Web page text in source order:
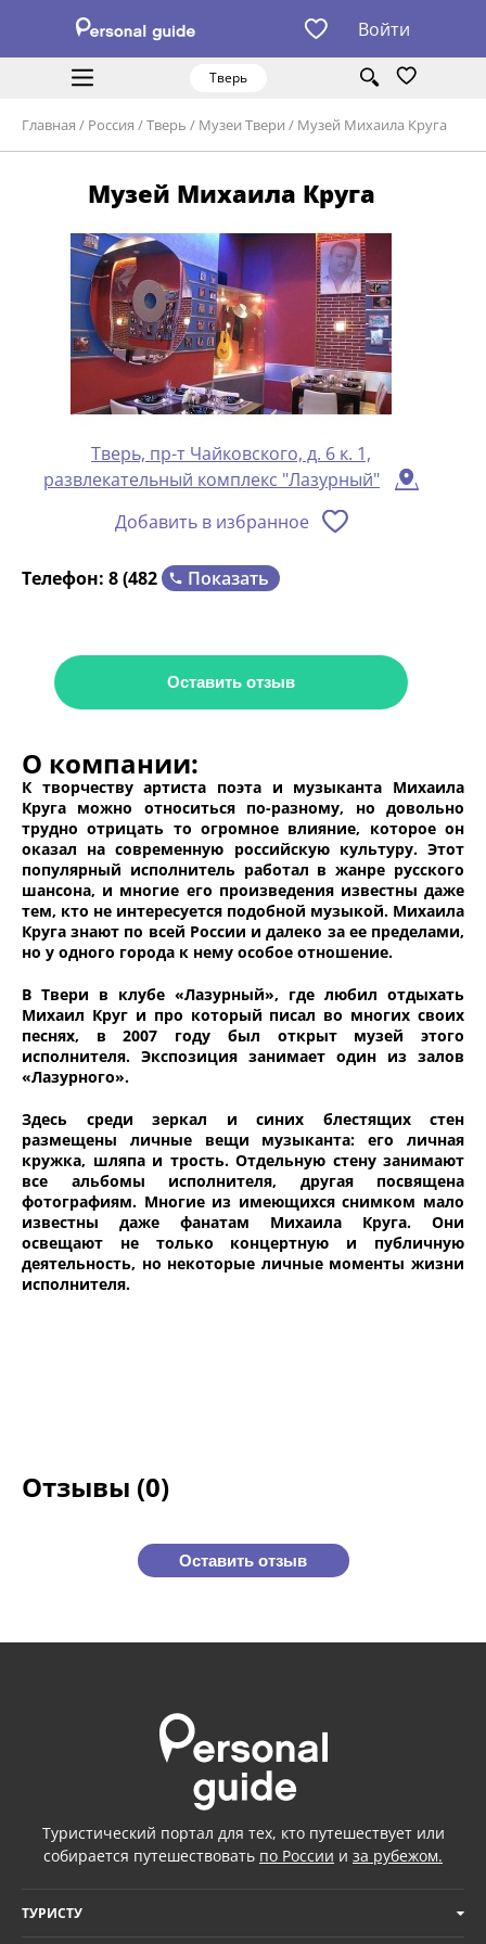
Войти
Тверь
Главная / Россия /Тверь / Музеи Твери / Музей Михаила Круга
Музей Михаила Круга
Тверь, пр-т Чайковского, д. 6 к. 1,
развлекательный комплекс "Лазурный"
Добавить в избранное
Телефон: 8 (482 Показать
Оставить отзыв
О компании:
К творчеству артиста поэта и музыканта Михаила
Круга можно относиться по-разному, но довольно
трудно отрицать то огромное влияние, которое он
оказал на современную российскую культуру. Этот
популярный исполнитель работал в жанре русского
шансона, и многие его произведения известны даже
тем, кто не интересуется подобной музыкой. Михаила
Круга знают по всей России и далеко за ее пределами,
но у одного города к нему особое отношение.
В Твери в клубе «Лазурный», где любил отдыхать
Михаил Круг и про который писал во многих своих
песнях, в 2007 году был открыт музей этого
исполнителя. Экспозиция занимает один из залов
«Лазурного».
Здесь среди зеркал и синих блестящих стен
размещены личные вещи музыканта: его личная
кружка, шляпа и трость. Отдельную стену занимают
все альбомы исполнителя, другая посвящена
фотографиям. Многие из имеющихся снимком мало
известны даже фанатам Михаила Круга. Они
освещают не только концертную и публичную
деятельность, но некоторые личные моменты жизни
исполнителя.
Отзывы (0)
Оставить отзыв
Туристический портал для тех, кто путешествует или
собирается путешествовать по России и за рубежом.
ТУРИСТУ